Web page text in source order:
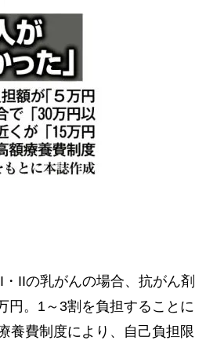
IIの乳がんの場合、抗がん剤
円。1～3割を負担することに
養費制度により、自己負担限